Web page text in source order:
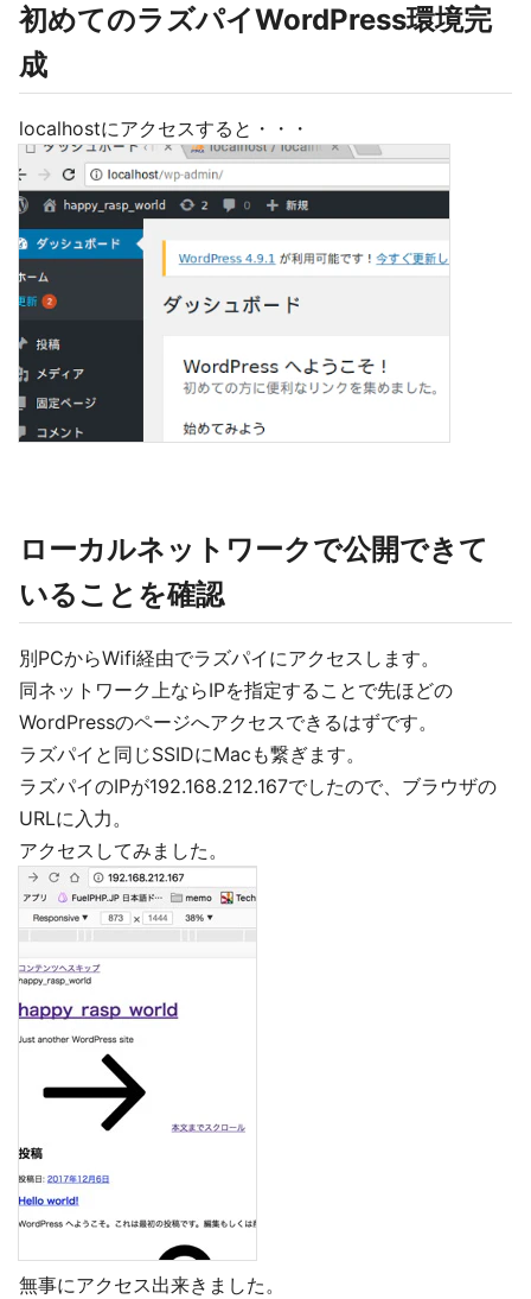
初めてのラズパイWordPress環境完
成
localhostにアクセスすると・・・
ローカルネットワークで公開できて
いることを確認
別PCからWifi経由でラズパイにアクセスします。
同ネットワーク上ならIPを指定することで先ほどの
WordPressのページへアクセスできるはずです。
ラズパイと同じSSIDにMacも繋ぎます。
ラズパイのIPが192.168.212.167でしたので、ブラウザの
URLに入力。
アクセスしてみました。
無事にアクセス出来きました。